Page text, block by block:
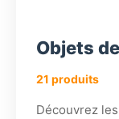
Objets
21 produits
Découvrez